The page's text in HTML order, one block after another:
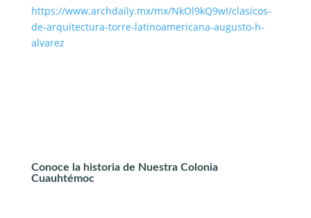
https://www.archdaily.mx/mx/NkOl9kQ9wI/clasicos-
de-arquitectura-torre-latinoamericana-augusto-h-
alvarez
Conoce la historia de Nuestra Colonia
Cuauhtémoc